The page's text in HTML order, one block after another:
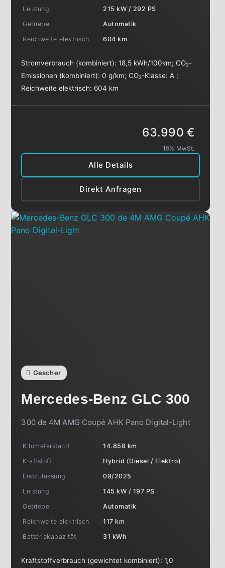
Leistung
215 kW / 292 PS
Getriebe
Automatik
Reichweite elektrisch
604 km
Stromverbrauch (kombiniert):18,5 kWh/100km;CO2-
Emissionen (kombiniert):0 g/km;CO2-Klasse: A ;
Reichweite elektrisch: 604 km
Alle Details
Direkt Anfragen
63.990 €
19% MwSt.
Gescher
Mercedes-Benz GLC 300
300 de 4M AMG Coupé AHK Pano Digital-Light
Kilometerstand
14.858 km
Kraftstoff
Hybrid (Diesel / Elektro)
Erstzulassung
09/2025
Leistung
145 kW / 197 PS
Getriebe
Automatik
Reichweite elektrisch
117 km
Batteriekapazität
31 kWh
Kraftstoffverbrauch (gewichtet kombiniert):1,0